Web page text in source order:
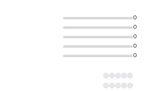
0
0
0
0
0